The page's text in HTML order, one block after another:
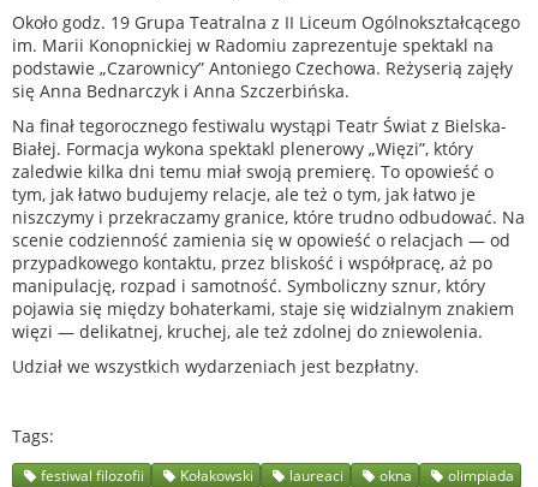
Około godz. 19 Grupa Teatralna z II Liceum Ogólnokształcącego
im. Marii Konopnickiej w Radomiu zaprezentuje spektakl na
podstawie „Czarownicy” Antoniego Czechowa. Reżyserią zajęły
się Anna Bednarczyk i Anna Szczerbińska.
Na finał tegorocznego festiwalu wystąpi Teatr Świat z Bielska-
Białej. Formacja wykona spektakl plenerowy „Więzi”, który
zaledwie kilka dni temu miał swoją premierę. To opowieść o
tym, jak łatwo budujemy relacje, ale też o tym, jak łatwo je
niszczymy i przekraczamy granice, które trudno odbudować. Na
scenie codzienność zamienia się w opowieść o relacjach — od
przypadkowego kontaktu, przez bliskość i współpracę, aż po
manipulację, rozpad i samotność. Symboliczny sznur, który
pojawia się między bohaterkami, staje się widzialnym znakiem
więzi — delikatnej, kruchej, ale też zdolnej do zniewolenia.
Udział we wszystkich wydarzeniach jest bezpłatny.
Tags
festiwal filozofii Kołakowski laureaci okna
olimpiada